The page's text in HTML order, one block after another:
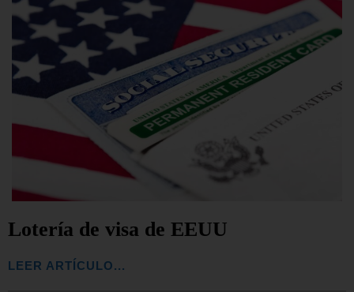
Lotería de visa de EEUU
LEER ARTÍCULO...